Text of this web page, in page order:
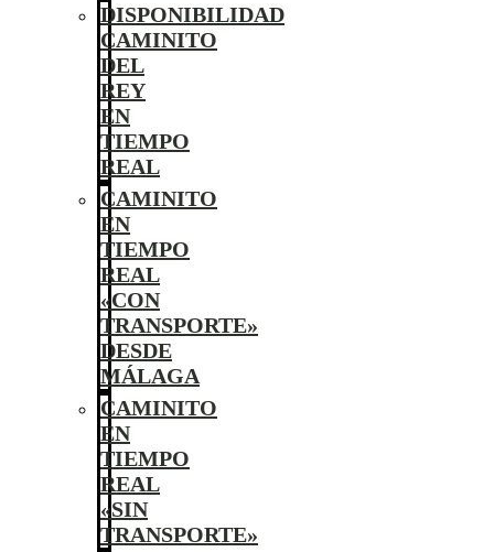
DISPONIBILIDAD
CAMINITO
DEL
REY
EN
TIEMPO
REAL
CAMINITO
EN
TIEMPO
REAL
«CON
TRANSPORTE»
DESDE
MÁLAGA
CAMINITO
EN
TIEMPO
REAL
«SIN
TRANSPORTE»